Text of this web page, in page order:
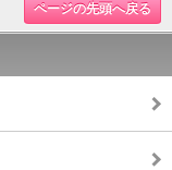
ページの先頭へ戻る